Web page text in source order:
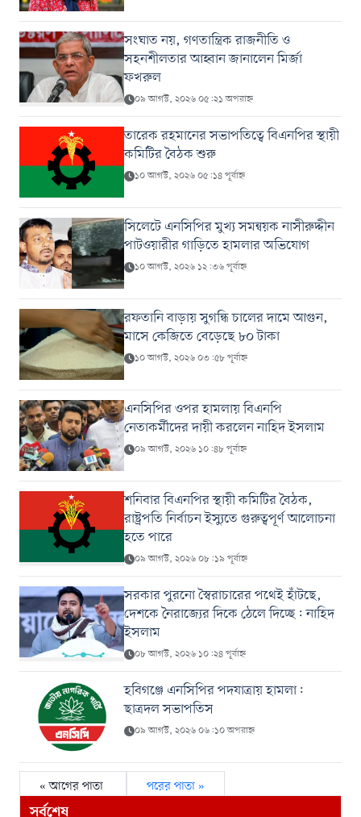
সংঘাত নয়, গণতান্ত্রিক রাজনীতি ও
সহনশীলতার আহ্বান জানালেন মির্জা
ফখরুল
০৯ আগস্ট, ২০২৬ ০৫:২১ অপরাহ্ন
তারেক রহমানের সভাপতিত্বে বিএনপির স্থায়ী
কমিটির বৈঠক শুরু
১০ আগস্ট, ২০২৬ ০৫:১৪ পূর্বাহ্ন
সিলেটে এনসিপির মুখ্য সমন্বয়ক নাসীরুদ্দীন
পাটওয়ারীর গাড়িতে হামলার অভিযোগ
১০ আগস্ট, ২০২৬ ১২:৩৬ পূর্বাহ্ন
রফতানি বাড়ায় সুগন্ধি চালের দামে আগুন,
মাসে কেজিতে বেড়েছে ৮০ টাকা
১০ আগস্ট, ২০২৬ ০৩:৫৮ পূর্বাহ্ন
এনসিপির ওপর হামলায় বিএনপি
নেতাকর্মীদের দায়ী করলেন নাহিদ ইসলাম
০৯ আগস্ট, ২০২৬ ১০:৪৮ পূর্বাহ্ন
শনিবার বিএনপির স্থায়ী কমিটির বৈঠক,
রাষ্ট্রপতি নির্বাচন ইস্যুতে গুরুত্বপূর্ণ আলোচনা
হতে পারে
০৯ আগস্ট, ২০২৬ ০৮:১৯ পূর্বাহ্ন
সরকার পুরনো স্বৈরাচারের পথেই হাঁটছে,
দেশকে নৈরাজ্যের দিকে ঠেলে দিচ্ছে: নাহিদ
ইসলাম
০৮ আগস্ট, ২০২৬ ১০:২৪ পূর্বাহ্ন
হবিগঞ্জে এনসিপির পদযাত্রায় হামলা:
ছাত্রদল সভাপতিস
০৯ আগস্ট, ২০২৬ ০৬:১০ অপরাহ্ন
« আগের পাতা পরের পাতা »
সর্বশেষ